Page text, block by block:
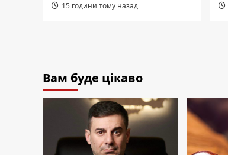
15 години тому назад
Вам буде цікаво